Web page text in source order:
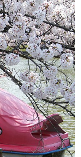
سياسة
اقتصاد
مجتمع
ثقافة
هو وهي
المطبخ الياباني